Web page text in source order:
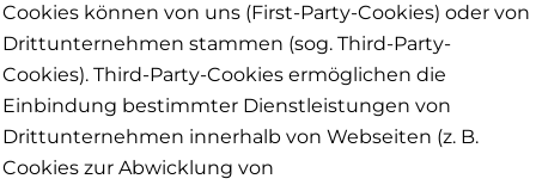
Cookies können von uns (First-Party-Cookies) oder von
Drittunternehmen stammen (sog. Third-Party-
Cookies). Third-Party-Cookies ermöglichen die
Einbindung bestimmter Dienstleistungen von
Drittunternehmen innerhalb von Webseiten (z. B.
Cookies zur Abwicklung von